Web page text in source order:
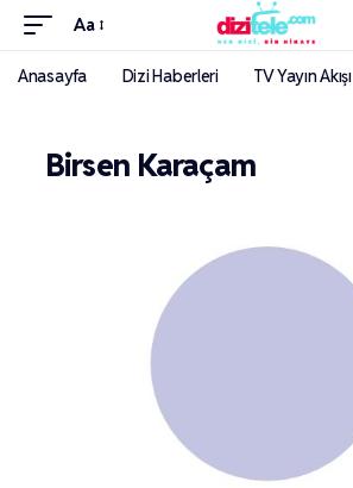
Aa
Anasayfa Dizi Haberleri TV Yayın Akışı
Birsen Karaçam